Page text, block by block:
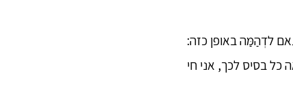
לדְהַמַּה באופן כזה:
כל בסיס לכך, אני חי